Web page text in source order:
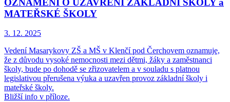
MATEŘSKÉ ŠKOLY
3. 12. 2025
Vedení Masarykovy ZŠ a MŠ v Klenčí pod Čerchovem oznamuje,
že z důvodu vysoké nemocnosti mezi dětmi, žáky a zaměstnanci
školy, bude po dohodě se zřizovatelem a v souladu s platnou
legislativou přerušena výuka a uzavřen provoz základní školy i
mateřské školy.
Bližší info v příloze.